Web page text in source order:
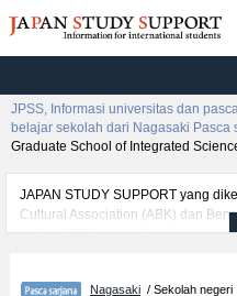
JPSS, Informasi universitas dan
belajar sekolah dari Nagasaki Pasca
Graduate School of Integrated
JAPAN STUDY SUPPORT yang
Cultural Association (ABK) dan
sekitar 1300 universitas,
Nagasaki / Sekolah negeri